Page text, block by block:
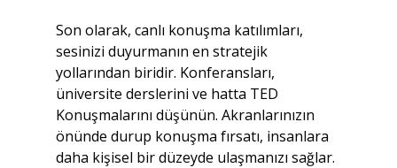
Son olarak, canlı konuşma katılımları,
sesinizi duyurmanın en stratejik
yollarından biridir. Konferansları,
üniversite derslerini ve hatta TED
Konuşmalarını düşünün. Akranlarınızın
önünde durup konuşma fırsatı, insanlara
daha kişisel bir düzeyde ulaşmanızı sağlar.